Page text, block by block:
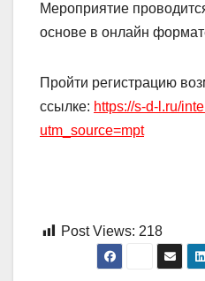
Мероприятие
основе в онлайн
Пройти регистрацию
ссылке: https://s-d-l.ru/
utm_source=mpt
Post Views: 218